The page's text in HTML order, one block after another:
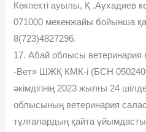
Көкпекті ауылы, Қ .Аухадиев
071000 мекенжайы бойынша
8(723)4827296.
17. Абай облысы
-Вет» ШЖҚ КМК-і (БСН
әкімдігінің 2023 жылғы 24
облысының ветеринария
тұлғалардың қайта